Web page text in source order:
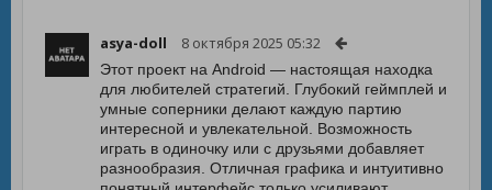
asya-doll 8 октября 2025 05:32
Этот проект на Android — настоящая находка
для любителей стратегий. Глубокий геймплей и
умные соперники делают каждую партию
интересной и увлекательной. Возможность
играть в одиночку или с друзьями добавляет
разнообразия. Отличная графика и интуитивно